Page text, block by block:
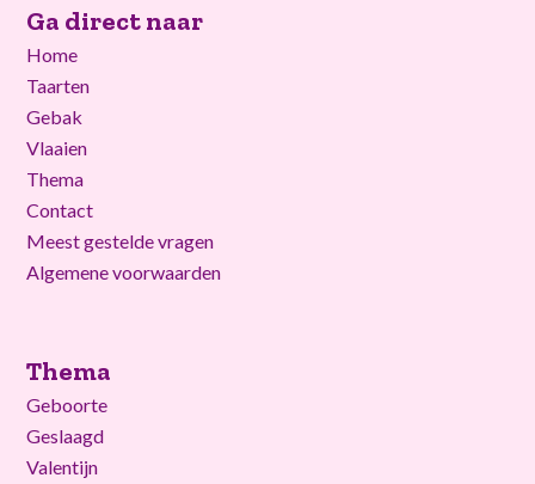
Ga direct naar
Home
Taarten
Gebak
Vlaaien
Thema
Contact
Meest gestelde vragen
Algemene voorwaarden
Thema
Geboorte
Geslaagd
Valentijn